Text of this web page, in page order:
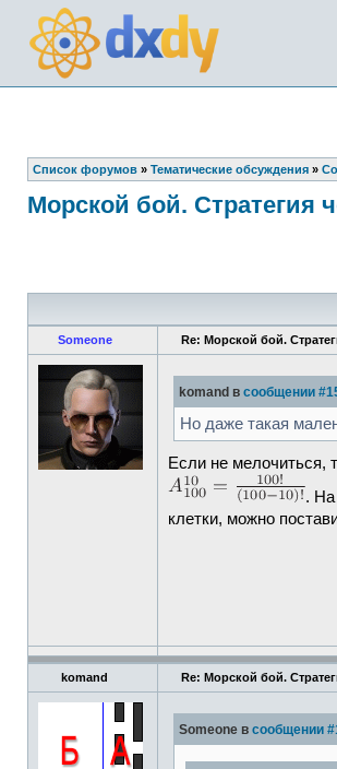
Список форумов » Тематические обсуждения »
Морской бой. Стратегия
Someone Re: Морской бой.
komand в сообщении
Но даже такая
Если не мелочиться,
. На
клетки, можно
komand Re: Морской бой.
Someone в сообщении